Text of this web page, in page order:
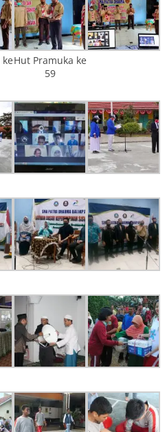
Hut Pramuka ke
59